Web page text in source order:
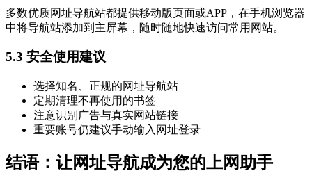
多数优质网址导航站都提供移动版页面或APP，在手机浏览器
中将导航站添加到主屏幕，随时随地快速访问常用网站。
5.3 安全使用建议
选择知名、正规的网址导航站
定期清理不再使用的书签
注意识别广告与真实网站链接
重要账号仍建议手动输入网址登录
结语：让网址导航成为您的上网助手